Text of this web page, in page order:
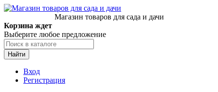
Магазин товаров для сада и дачи
Корзина ждет
Выберите любое предложение
Найти
Вход
Регистрация